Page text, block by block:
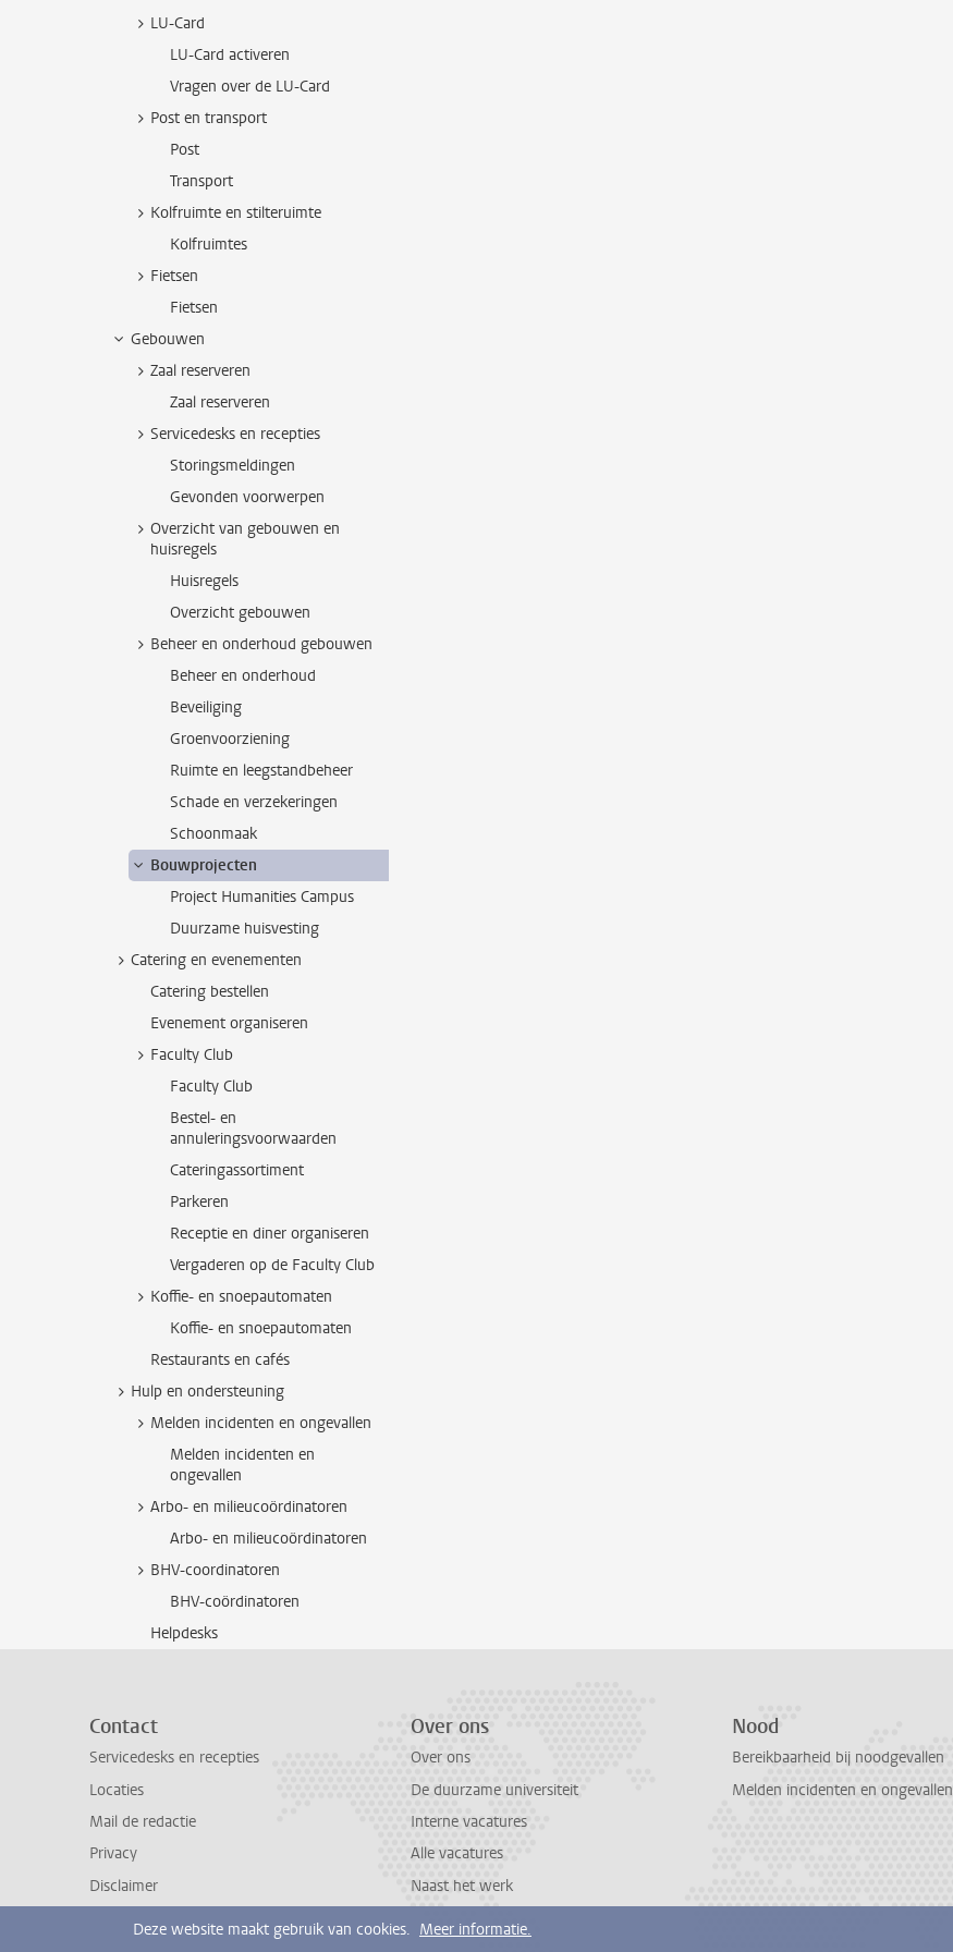
LU-Card
LU-Card activeren
Vragen over de LU-Card
Post en transport
Post
Transport
Kolfruimte en stilteruimte
Kolfruimtes
Fietsen
Fietsen
Gebouwen
Zaal reserveren
Zaal reserveren
Servicedesks en recepties
Storingsmeldingen
Gevonden voorwerpen
Overzicht van gebouwen en
huisregels
Huisregels
Overzicht gebouwen
Beheer en onderhoud gebouwen
Beheer en onderhoud
Beveiliging
Groenvoorziening
Ruimte en leegstandbeheer
Schade en verzekeringen
Schoonmaak
Bouwprojecten
Project Humanities Campus
Duurzame huisvesting
Catering en evenementen
Catering bestellen
Evenement organiseren
Faculty Club
Faculty Club
Bestel- en
annuleringsvoorwaarden
Cateringassortiment
Parkeren
Receptie en diner organiseren
Vergaderen op de Faculty Club
Koffie- en snoepautomaten
Koffie- en snoepautomaten
Restaurants en cafés
Hulp en ondersteuning
Melden incidenten en ongevallen
Melden incidenten en
ongevallen
Arbo- en milieucoördinatoren
Arbo- en milieucoördinatoren
BHV-coordinatoren
BHV-coördinatoren
Helpdesks
Contact
Servicedesks en recepties
Locaties
Mail de redactie
Privacy
Disclaimer
Over ons
Over ons
De duurzame universiteit
Interne vacatures
Alle vacatures
Naast het werk
Nood
Bereikbaarheid bij noodgevallen
Melden incidenten en ongevallen
Deze website maakt gebruik van cookies. Meer informatie.